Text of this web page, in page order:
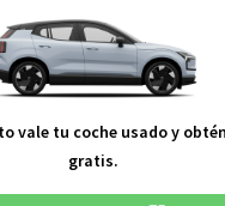
vale tu coche usado y
gratis.